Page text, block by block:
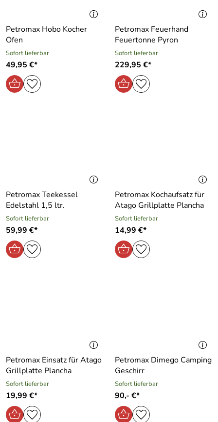
Petromax Hobo Kocher
Ofen
Sofort lieferbar
49,95 €*
Petromax Feuerhand
Feuertonne Pyron
Sofort lieferbar
229,95 €*
Petromax Teekessel
Edelstahl 1,5 ltr.
Sofort lieferbar
59,99 €*
Petromax Kochaufsatz für
Atago Grillplatte Plancha
Sofort lieferbar
14,99 €*
Petromax Einsatz für Atago
Grillplatte Plancha
Sofort lieferbar
19,99 €*
Petromax Dimego Camping
Geschirr
Sofort lieferbar
90,- €*